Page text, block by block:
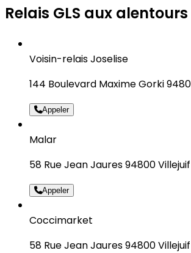
Relais GLS aux alentours
Voisin-relais Joselise
144 Boulevard Maxime Gorki
Appeler
Malar
58 Rue Jean Jaures 94800 Villejuif
Appeler
Coccimarket
58 Rue Jean Jaures 94800 Villejuif